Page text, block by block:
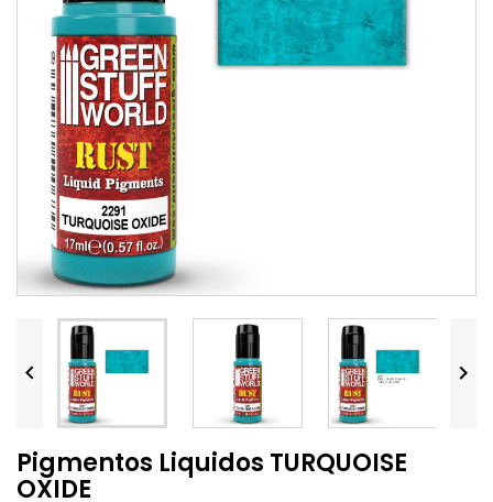
 
Pigmentos Liquidos TURQUOISE
OXIDE